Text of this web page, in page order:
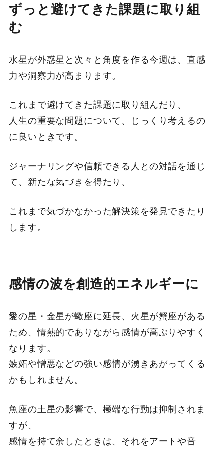
ずっと避けてきた課題に取り組
む
水星が外惑星と次々と角度を作る今週は、直感
力や洞察力が高まります。
これまで避けてきた課題に取り組んだり、
人生の重要な問題について、じっくり考えるの
に良いときです。
ジャーナリングや信頼できる人との対話を通じ
て、新たな気づきを得たり、
これまで気づかなかった解決策を発見できたり
します。
感情の波を創造的エネルギーに
愛の星・金星が蠍座に延長、火星が蟹座がある
ため、情熱的でありながら感情が高ぶりやすく
なります。
嫉妬や憎悪などの強い感情が湧きあがってくる
かもしれません。
魚座の土星の影響で、極端な行動は抑制されま
すが、
感情を持て余したときは、それをアートや音